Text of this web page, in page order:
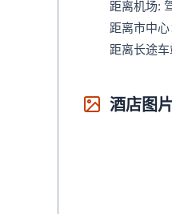
距离机场:
距离市中心
距离长途车
酒店图片